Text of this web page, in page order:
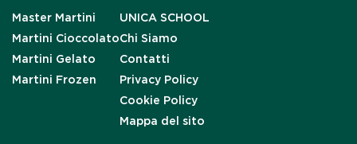
Master Martini
Martini Cioccolato
Martini Gelato
Martini Frozen
UNICA SCHOOL
Chi Siamo
Contatti
Privacy Policy
Cookie Policy
Mappa del sito